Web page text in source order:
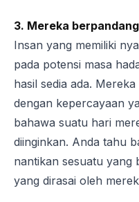
3. Mereka
Insan yang memiliki
pada potensi masa
hasil sedia ada.
dengan kepercayaan
bahawa suatu hari
diinginkan. Anda tahu
nantikan sesuatu yang
yang dirasai oleh